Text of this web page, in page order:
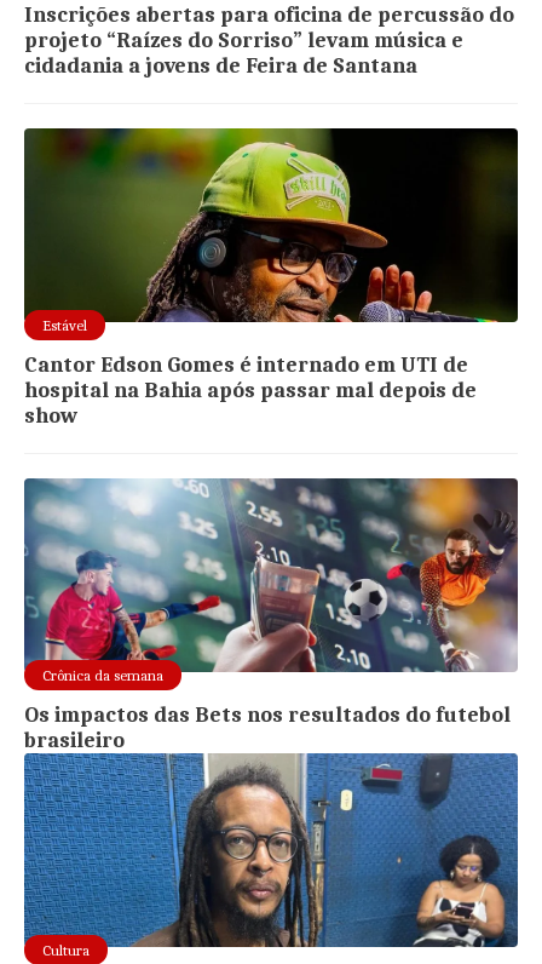
Inscrições abertas para oficina de percussão do
projeto “Raízes do Sorriso” levam música e
cidadania a jovens de Feira de Santana
Estável
Cantor Edson Gomes é internado em UTI de
hospital na Bahia após passar mal depois de
show
Crônica da semana
Os impactos das Bets nos resultados do futebol
brasileiro
Cultura